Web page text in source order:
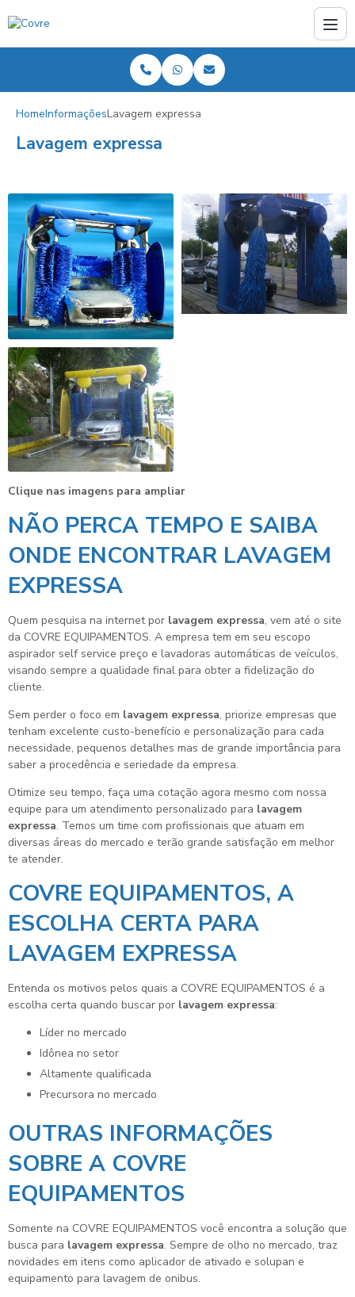
HomeInformaçõesLavagem expressa
Lavagem expressa
Clique nas imagens para ampliar
NÃO PERCA TEMPO E SAIBA
ONDE ENCONTRAR LAVAGEM
EXPRESSA
Quem pesquisa na internet por lavagem expressa, vem até o site
da COVRE EQUIPAMENTOS. A empresa tem em seu escopo
aspirador self service preço e lavadoras automáticas de veículos,
visando sempre a qualidade final para obter a fidelização do
cliente.
Sem perder o foco em lavagem expressa, priorize empresas que
tenham excelente custo-benefício e personalização para cada
necessidade, pequenos detalhes mas de grande importância para
saber a procedência e seriedade da empresa.
Otimize seu tempo, faça uma cotação agora mesmo com nossa
equipe para um atendimento personalizado para lavagem
expressa. Temos um time com profissionais que atuam em
diversas áreas do mercado e terão grande satisfação em melhor
te atender.
COVRE EQUIPAMENTOS, A
ESCOLHA CERTA PARA
LAVAGEM EXPRESSA
Entenda os motivos pelos quais a COVRE EQUIPAMENTOS é a
escolha certa quando buscar por lavagem expressa:
líder no mercado
idônea no setor
altamente qualificada
precursora no mercado
OUTRAS INFORMAÇÕES
SOBRE A COVRE
EQUIPAMENTOS
Somente na COVRE EQUIPAMENTOS você encontra a solução que
busca para lavagem expressa. Sempre de olho no mercado, traz
novidades em itens como aplicador de ativado e solupan e
equipamento para lavagem de onibus.